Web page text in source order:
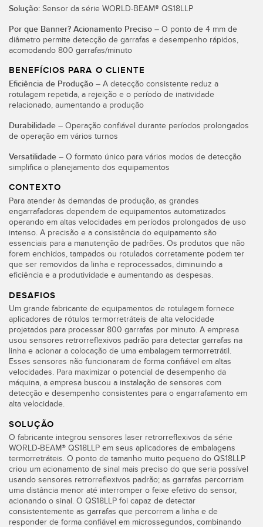
Sensores de Temperatura e Vibração
Wireless Condition Monitoring Sensors
Vibration Sensors
ACCESSORIES
ACESSÓRIOS
Cabos
Conversores
SOFTWARE
Software GUI para Sensores
TECHNOLOGY
Sensors with IO-Link
Monitoramento de Nível de Tanques
LINKS RELACIONADOS
IO-Link
Lavação
Solução: Sensor da série WORLD-BEAM® QS18LLP
Por que Banner? Acionamento Preciso – O ponto de 4 mm de
diâmetro permite detecção de garrafas e desempenho rápidos,
acomodando 800 garrafas/minuto
BENEFÍCIOS PARA O CLIENTE
Eficiência de Produção – A detecção consistente reduz a
rotulagem repetida, a rejeição e o período de inatividade
relacionado, aumentando a produção
Durabilidade – Operação confiável durante períodos prolongados
de operação em vários turnos
Versatilidade – O formato único para vários modos de detecção
simplifica o planejamento dos equipamentos
CONTEXTO
Para atender às demandas de produção, as grandes
engarrafadoras dependem de equipamentos automatizados
operando em altas velocidades em períodos prolongados de uso
intenso. A precisão e a consistência do equipamento são
essenciais para a manutenção de padrões. Os produtos que não
forem enchidos, tampados ou rotulados corretamente podem ter
que ser removidos da linha e reprocessados, diminuindo a
eficiência e a produtividade e aumentando as despesas.
DESAFIOS
Um grande fabricante de equipamentos de rotulagem fornece
aplicadores de rótulos termorretráteis de alta velocidade
projetados para processar 800 garrafas por minuto. A empresa
usou sensores retrorreflexivos padrão para detectar garrafas na
linha e acionar a colocação de uma embalagem termorretrátil.
Esses sensores não funcionaram de forma confiável em altas
velocidades. Para maximizar o potencial de desempenho da
máquina, a empresa buscou a instalação de sensores com
detecção e desempenho consistentes para o engarrafamento em
alta velocidade.
SOLUÇÃO
O fabricante integrou sensores laser retrorreflexivos da série
WORLD-BEAM® QS18LLP em seus aplicadores de embalagens
termorretráteis. O ponto de tamanho muito pequeno do QS18LLP
criou um acionamento de sinal mais preciso do que seria possível
usando sensores retrorreflexivos padrão; as garrafas percorriam
uma distância menor até interromper o feixe efetivo do sensor,
acionando o sinal. O QS18LLP foi capaz de detectar
consistentemente as garrafas que percorrem a linha e de
responder de forma confiável em microssegundos, combinando